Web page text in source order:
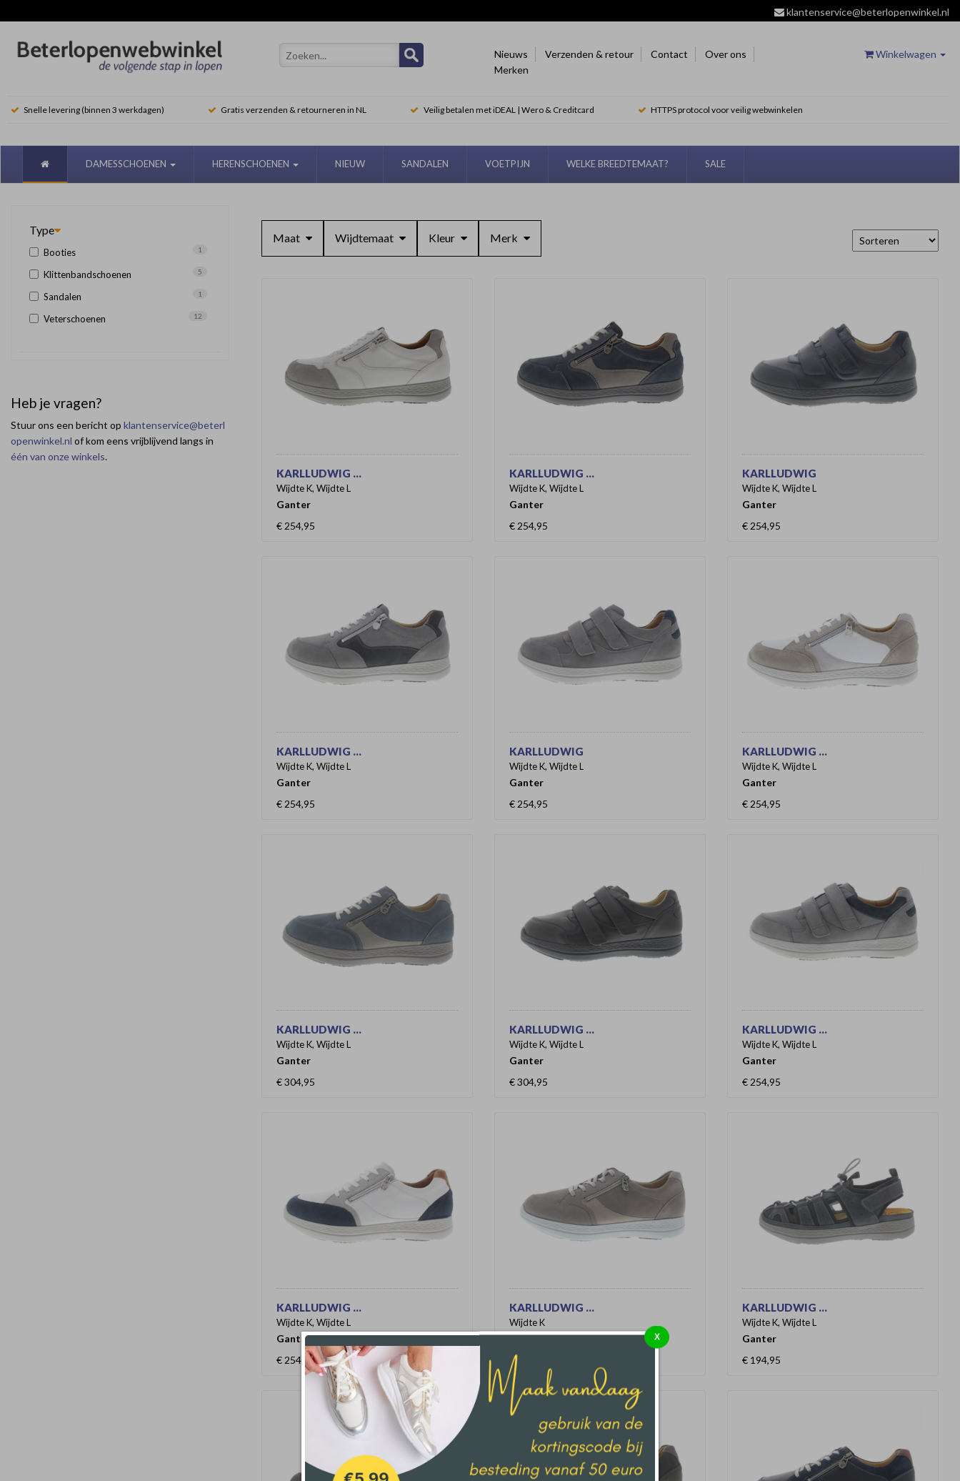
klantenservice@beterlopenwinkel.nl
Nieuws Verzenden & retour Contact
Over ons
Merken
Winkelwagen
Snelle levering (binnen 3 werkdagen) Gratis verzenden & retourneren in NL Veilig betalen met iDEAL | Wero & Creditcard HTTPS protocol voor veilig webwinkelen
DAMESSCHOENEN HERENSCHOENEN NIEUW SANDALEN VOETPIJN WELKE BREEDTEMAAT? SALE
Type
Booties 1
Klittenbandschoenen 5
Sandalen 1
Veterschoenen 12
Heb je vragen?
Stuur ons een bericht op klantenservice@beterl
openwinkel.nl of kom eens vrijblijvend langs in
één van onze winkels.
Maat Wijdtemaat Kleur Merk
KARLLUDWIG ...
Wijdte K, Wijdte L
Ganter
€ 254,95
KARLLUDWIG ...
Wijdte K, Wijdte L
Ganter
€ 254,95
KARLLUDWIG
Wijdte K, Wijdte L
Ganter
€ 254,95
KARLLUDWIG ...
Wijdte K, Wijdte L
Ganter
€ 254,95
KARLLUDWIG
Wijdte K, Wijdte L
Ganter
€ 254,95
KARLLUDWIG ...
Wijdte K, Wijdte L
Ganter
€ 254,95
KARLLUDWIG ...
Wijdte K, Wijdte L
Ganter
€ 304,95
KARLLUDWIG ...
Wijdte K, Wijdte L
Ganter
€ 304,95
KARLLUDWIG ...
Wijdte K, Wijdte L
Ganter
€ 254,95
KARLLUDWIG ...
Wijdte K, Wijdte L
Ganter
€ 254,95
KARLLUDWIG ...
Wijdte K
Ganter
€ 304,95
KARLLUDWIG ...
Wijdte K, Wijdte L
Ganter
€ 194,95
X